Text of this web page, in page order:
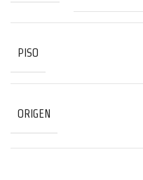
PISO
ORIGEN